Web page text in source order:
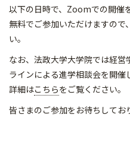
以下の日時で、Zoomでの開催
無料でご参加いただけますの
い。
なお、法政大学大学院では経
ラインによる進学相談会を開催
詳細はこちらをご覧ください。
皆さまのご参加をお待ちしてお